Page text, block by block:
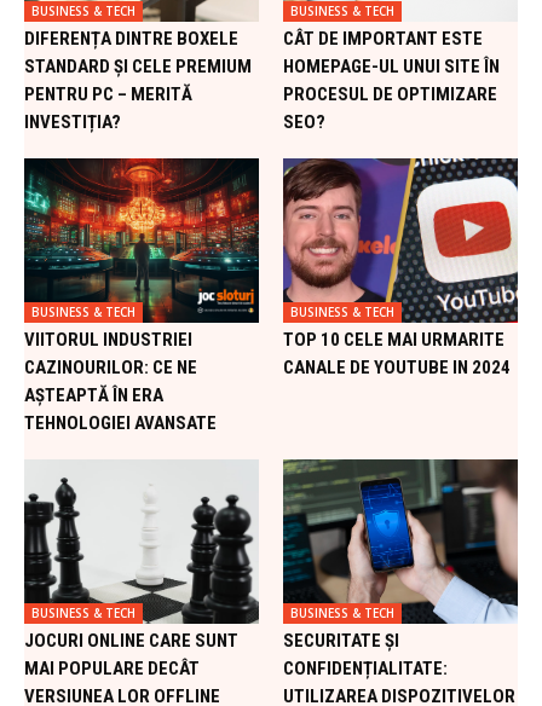
BUSINESS & TECH
DIFERENȚA DINTRE BOXELE
STANDARD ȘI CELE PREMIUM
PENTRU PC – MERITĂ
INVESTIȚIA?
BUSINESS & TECH
CÂT DE IMPORTANT ESTE
HOMEPAGE-UL UNUI SITE ÎN
PROCESUL DE OPTIMIZARE
SEO?
BUSINESS & TECH
VIITORUL INDUSTRIEI
CAZINOURILOR: CE NE
AȘTEAPTĂ ÎN ERA
TEHNOLOGIEI AVANSATE
BUSINESS & TECH
TOP 10 CELE MAI URMARITE
CANALE DE YOUTUBE IN 2024
BUSINESS & TECH
JOCURI ONLINE CARE SUNT
MAI POPULARE DECÂT
VERSIUNEA LOR OFFLINE
BUSINESS & TECH
SECURITATE ȘI
CONFIDENȚIALITATE:
UTILIZAREA DISPOZITIVELOR